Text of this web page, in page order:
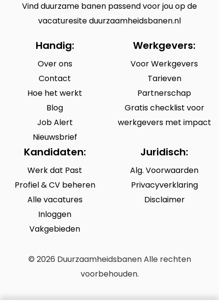
Vind duurzame banen passend voor jou op de
vacaturesite duurzaamheidsbanen.nl
Handig:
Over ons
Contact
Hoe het werkt
Blog
Job Alert
Nieuwsbrief
Werkgevers:
Voor Werkgevers
Tarieven
Partnerschap
Gratis checklist voor
werkgevers met impact
Kandidaten:
Werk dat Past
Profiel & CV beheren
Alle vacatures
Inloggen
Vakgebieden
Juridisch:
Alg. Voorwaarden
Privacyverklaring
Disclaimer
© 2026 Duurzaamheidsbanen Alle rechten
voorbehouden.